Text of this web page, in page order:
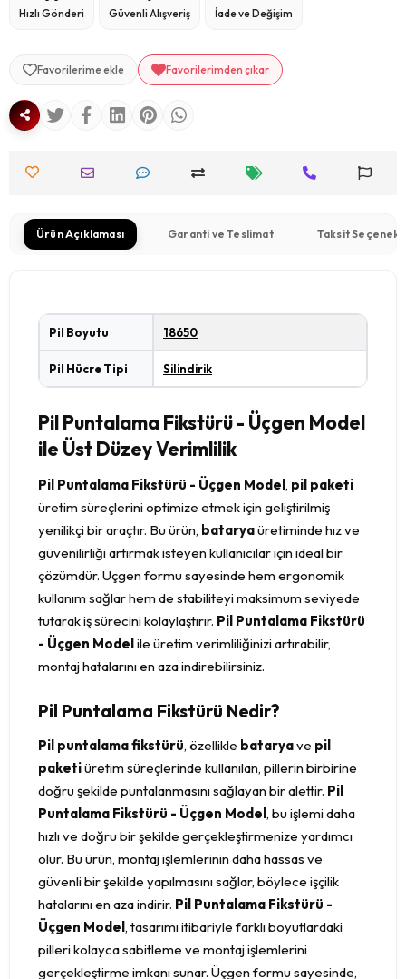
Hızlı Gönderi Güvenli Alışveriş İade ve Değişim
Favorilerime ekle Favorilerimden çıkar
Ürün Açıklaması Garanti ve Teslimat Taksit
Pil Boyutu 18650
Pil Hücre Tipi Silindirik
Pil Puntalama Fikstürü - Üçgen Model
ile Üst Düzey Verimlilik
Pil Puntalama Fikstürü - Üçgen Model , pil paketi
üretim süreçlerini optimize etmek için geliştirilmiş
yenilikçi bir araçtır. Bu ürün, bataryaüretiminde hız ve
güvenilirliği artırmak isteyen kullanıcılar için ideal bir
çözümdür. Üçgen formu sayesinde hem ergonomik
kullanım sağlar hem de stabiliteyi maksimum seviyede
tutarak iş sürecini kolaylaştırır. Pil Puntalama Fikstürü
- Üçgen Model ile üretim verimliliğinizi artırabilir,
montaj hatalarını en aza indirebilirsiniz.
Pil Puntalama Fikstürü Nedir?
Pil puntalama fikstürü, özellikle bataryave pil
paketiüretim süreçlerinde kullanılan, pillerin birbirine
doğru şekilde puntalanmasını sağlayan bir alettir. Pil
Puntalama Fikstürü - Üçgen Model , bu işlemi daha
hızlı ve doğru bir şekilde gerçekleştirmenize yardımcı
olur. Bu ürün, montaj işlemlerinin daha hassas ve
güvenli bir şekilde yapılmasını sağlar, böylece işçilik
hatalarını en aza indirir. Pil Puntalama Fikstürü -
Üçgen Model , tasarımı itibariyle farklı boyutlardaki
pilleri kolayca sabitleme ve montaj işlemlerini
gerçekleştirme imkanı sunar. Üçgen formu sayesinde,